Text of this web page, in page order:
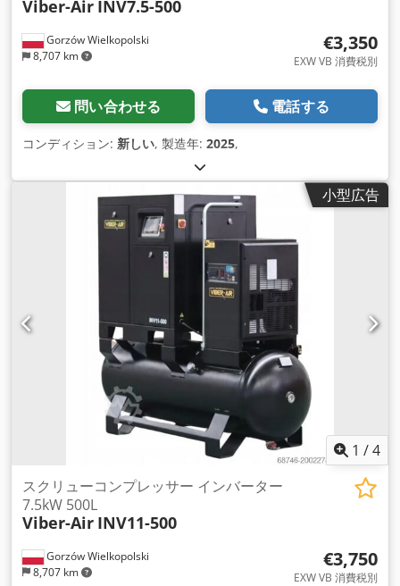
Gorzów Wielkopolski
8,707 km
Viber-Air INV7.5-500
€3,350
EXW VB 消費税別
問い合わせる 電話する
コンディション: 新しい, 製造年: 2025,
小型広告
1 /4
Gorzów Wielkopolski
8,707 km
スクリューコンプレッサー インバーター
7.5kW 500L
Viber-Air INV11-500
€3,750
EXW VB 消費税別